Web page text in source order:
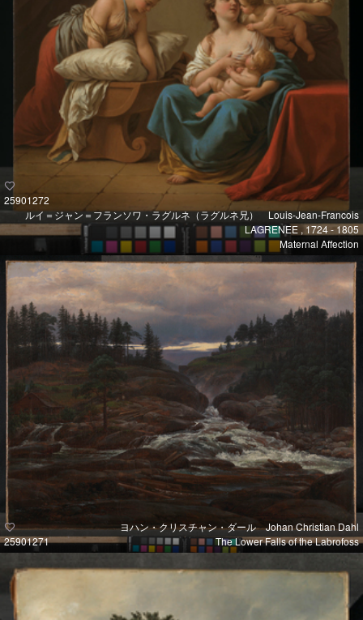
25901272
ルイ＝ジャン＝フランソワ・ラグルネ（ラグルネ兄） Louis-Jean-Francois
LAGRENEE , 1724 - 1805
Maternal Affection
25901271
ヨハン・クリスチャン・ダール Johan Christian Dahl
The Lower Falls of the Labrofoss